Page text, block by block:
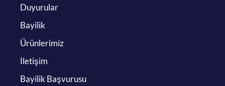
Duyurular
Bayilik
Ürünlerimiz
İletişim
Bayilik Başvurusu